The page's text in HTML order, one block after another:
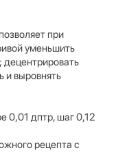
при
уменьшить
децентрировать
и выровнять
0,01 дптр, шаг 0,12
рецепта с